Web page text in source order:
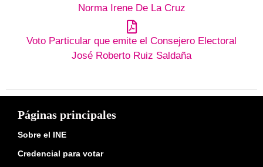
Norma Irene De La Cruz
Voto Particular que emite el Consejero Electoral
José Roberto Ruiz Saldaña
Páginas principales
Sobre el INE
Credencial para votar